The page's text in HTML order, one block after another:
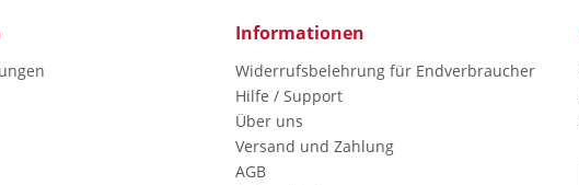
Informationen
Widerrufsbelehrung für Endverbraucher
Hilfe / Support
Über uns
Versand und Zahlung
AGB